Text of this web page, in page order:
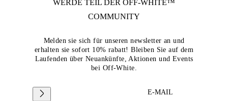
WERDE TEIL DER OFF-WHITE™
COMMUNITY
Melden sie sich für unseren newsletter an und
erhalten sie sofort 10% rabatt! Bleiben Sie auf dem
Laufenden über Neuankünfte, Aktionen und Events
bei Off-White.
E-MAIL